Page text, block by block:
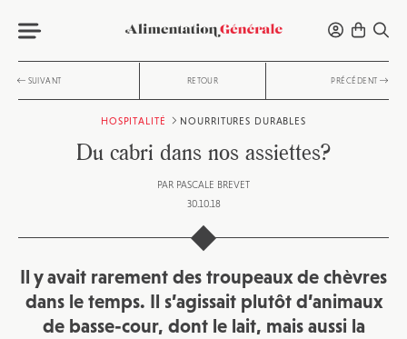
SUIVANT RETOUR PRÉCÉDENT
HOSPITALITÉ NOURRITURES DURABLES
Du cabri dans nos assiettes?
PAR PASCALE BREVET
30.10.18
Il y avait rarement des troupeaux de chèvres
dans le temps. Il s’agissait plutôt d’animaux
de basse-cour, dont le lait, mais aussi la